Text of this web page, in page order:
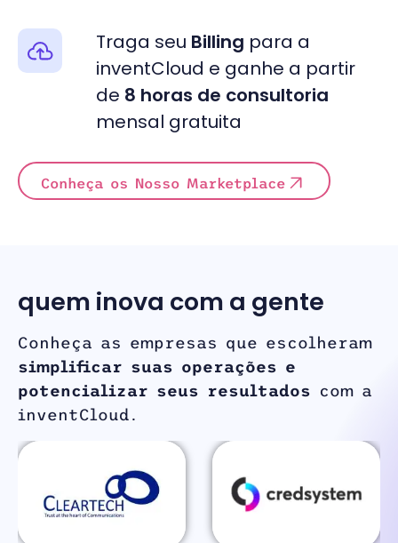
Traga seu Billing para a
inventCloud e ganhe a partir
de 8 horas de consultoria
mensal gratuita
Conheça os Nosso Marketplace
quem inova com a gente
Conheça as empresas que escolheram
simplificar suas operações e
potencializar seus resultados com a
inventCloud.